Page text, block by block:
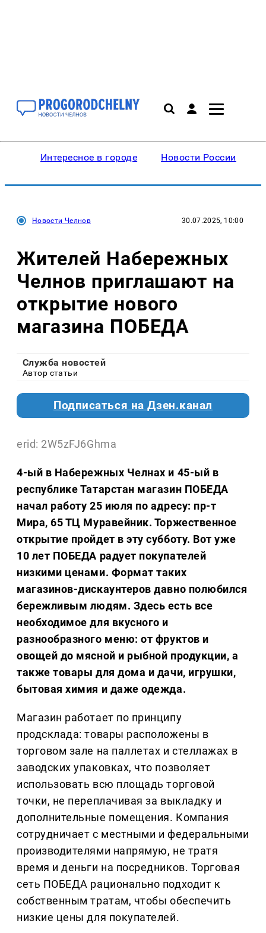
Интересное в городе Новости России
Новости Челнов 30.07.2025, 10:00
Жителей Набережных
Челнов приглашают на
открытие нового
магазина ПОБЕДА
Служба новостей
Автор статьи
Подписаться на Дзен.канал
erid: 2W5zFJ6Ghma
4-ый в Набережных Челнах и 45-ый в
республике Татарстан магазин ПОБЕДА
начал работу 25 июля по адресу: пр-т
Мира, 65 ТЦ Муравейник. Торжественное
открытие пройдет в эту субботу. Вот уже
10 лет ПОБЕДА радует покупателей
низкими ценами. Формат таких
магазинов-дискаунтеров давно полюбился
бережливым людям. Здесь есть все
необходимое для вкусного и
разнообразного меню: от фруктов и
овощей до мясной и рыбной продукции, а
также товары для дома и дачи, игрушки,
бытовая химия и даже одежда.
Магазин работает по принципу
продсклада: товары расположены в
торговом зале на паллетах и стеллажах в
заводских упаковках, что позволяет
использовать всю площадь торговой
точки, не переплачивая за выкладку и
дополнительные помещения. Компания
сотрудничает с местными и федеральными
производителями напрямую, не тратя
время и деньги на посредников. Торговая
сеть ПОБЕДА рационально подходит к
собственным тратам, чтобы обеспечить
низкие цены для покупателей.